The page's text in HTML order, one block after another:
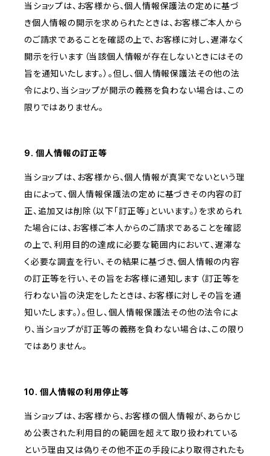
当ショップは、お客様から、個人情報保護法の定めに基づ
き個人情報の開示を求められたときは、お客様ご本人から
のご請求であることを確認の上で、お客様に対し、遅滞なく
開示を行います（当該個人情報が存在しないときにはその
旨を通知いたします。）。但し、個人情報保護法その他の法
令により、当ショップが開示の義務を負わない場合は、この
限りではありません。
9. 個人情報の訂正等
当ショップは、お客様から、個人情報が真実でないという理
由によって、個人情報保護法の定めに基づきその内容の訂
正、追加又は削除（以下「訂正等」といいます。）を求められ
た場合には、お客様ご本人からのご請求であることを確認
の上で、利用目的の達成に必要な範囲内において、遅滞な
く必要な調査を行い、その結果に基づき、個人情報の内容
の訂正等を行い、その旨をお客様に通知します（訂正等を
行わない旨の決定をしたときは、お客様に対しその旨を通
知いたします。）。但し、個人情報保護法その他の法令によ
り、当ショップが訂正等の義務を負わない場合は、この限り
ではありません。
10. 個人情報の利用停止等
当ショップは、お客様から、お客様の個人情報が、あらかじ
め公表された利用目的の範囲を超えて取り扱われている
という理由又は偽りその他不正の手段により取得されたも